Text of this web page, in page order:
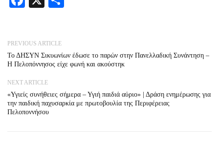
PREVIOUS ARTICLE
Το ΔΗΣΥΝ Σικυωνίων έδωσε το παρών στην Πανελλαδική Συνάντηση –
Η Πελοπόννησος είχε φωνή και ακούστηκ
NEXT ARTICLE
«Υγιείς συνήθειες σήμερα – Υγιή παιδιά αύριο» | Δράση ενημέρωσης για
την παιδική παχυσαρκία με πρωτοβουλία της Περιφέρειας
Πελοποννήσου